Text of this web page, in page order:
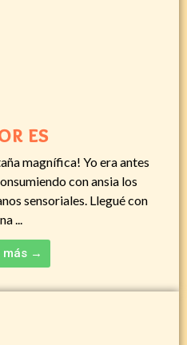
es
magnífica! Yo era antes
con ansia los
sensoriales. Llegué con
...
más →